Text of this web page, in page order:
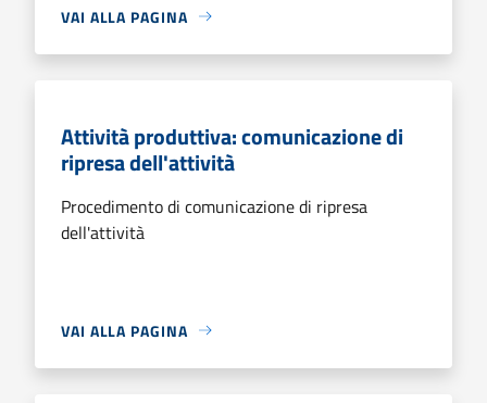
VAI ALLA PAGINA
Attività produttiva: comunicazione di
ripresa dell'attività
Procedimento di comunicazione di ripresa
dell'attività
VAI ALLA PAGINA